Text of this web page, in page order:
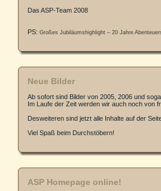
Das ASP-Team 2008
PS: Großes Jubiläumshighlight – 20 Jahre
Neue Bilder
Ab sofort sind Bilder von 2005, 2006 und
Im Laufe der Zeit werden wir auch noch von
Desweiteren sind jetzt alle Inhalte auf der
Viel Spaß beim Durchstöbern!
ASP Homepage online!